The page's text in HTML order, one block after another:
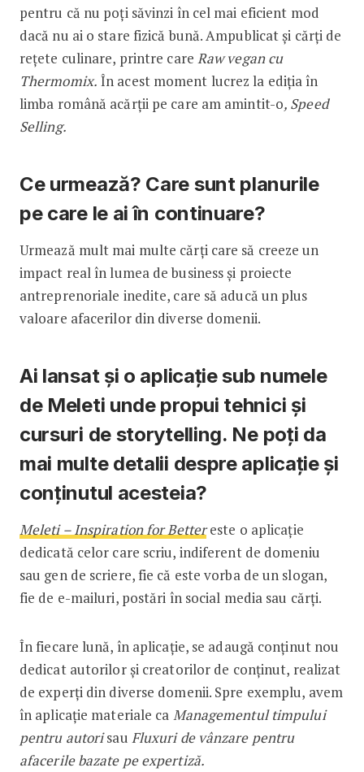
pentru că nu poți săvinzi în cel mai eficient mod
dacă nu ai o stare fizică bună. Ampublicat și cărți de
rețete culinare, printre care Raw vegan cu
Thermomix. În acest moment lucrez la ediția în
limba română acărții pe care am amintit-o, Speed
Selling.
Ce urmează? Care sunt planurile
pe care le ai în continuare?
Urmează mult mai multe cărți care să creeze un
impact real în lumea de business și proiecte
antreprenoriale inedite, care să aducă un plus
valoare afacerilor din diverse domenii.
Ai lansat și o aplicație sub numele
de Meleti unde propui tehnici și
cursuri de storytelling. Ne poți da
mai multe detalii despre aplicație și
conținutul acesteia?
Meleti – Inspiration for Better este o aplicație
dedicată celor care scriu, indiferent de domeniu
sau gen de scriere, fie că este vorba de un slogan,
fie de e-mailuri, postări în social media sau cărți.
În fiecare lună, în aplicație, se adaugă conținut nou
dedicat autorilor și creatorilor de conținut, realizat
de experți din diverse domenii. Spre exemplu, avem
în aplicație materiale ca Managementul timpului
pentru autorisau Fluxuri de vânzare pentru
afacerile bazate pe expertiză.